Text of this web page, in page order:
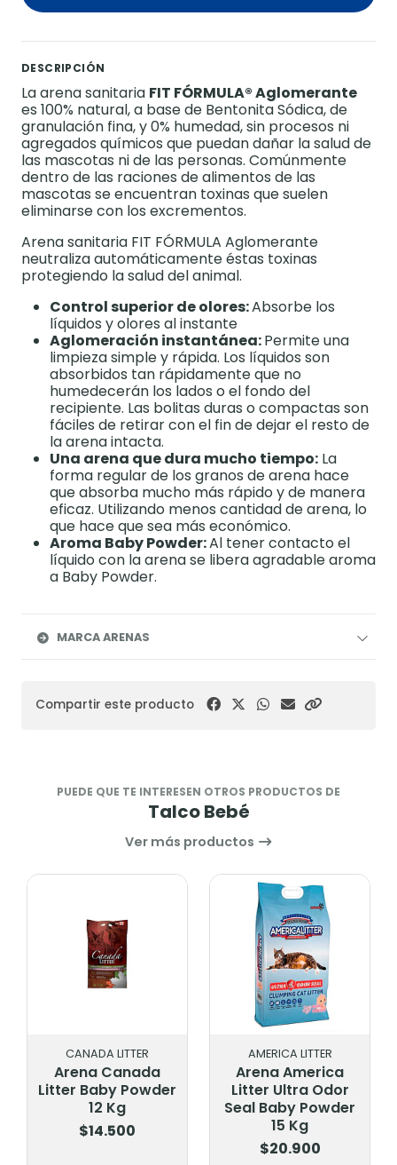
DESCRIPCIÓN
La arena sanitaria FIT FÓRMULA® Aglomerante
es 100% natural, a base de Bentonita Sódica, de
granulación fina, y 0% humedad, sin procesos ni
agregados químicos que puedan dañar la salud de
las mascotas ni de las personas. Comúnmente
dentro de las raciones de alimentos de las
mascotas se encuentran toxinas que suelen
eliminarse con los excrementos.
Arena sanitaria FIT FÓRMULA Aglomerante
neutraliza automáticamente éstas toxinas
protegiendo la salud del animal.
Control superior de olores:Absorbe los
líquidos y olores al instante
Aglomeración instantánea:Permite una
limpieza simple y rápida. Los líquidos son
absorbidos tan rápidamente que no
humedecerán los lados o el fondo del
recipiente. Las bolitas duras o compactas son
fáciles de retirar con el fin de dejar el resto de
la arena intacta.
Una arena que dura mucho tiempo: La
forma regular de los granos de arena hace
que absorba mucho más rápido y de manera
eficaz. Utilizando menos cantidad de arena, lo
que hace que sea más económico.
Aroma Baby Powder:Al tener contacto el
líquido con la arena se libera agradable aroma
a Baby Powder.
MARCA ARENAS
Compartir este producto
PUEDE QUE TE INTERESEN OTROS PRODUCTOS DE
Talco Bebé
Ver más productos
CANADA LITTER
Arena Canada
Litter Baby Powder
12 Kg
$14.500
AMERICA LITTER
Arena America
Litter Ultra Odor
Seal Baby Powder
15 Kg
$20.900